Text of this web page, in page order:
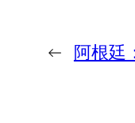
← 阿根廷